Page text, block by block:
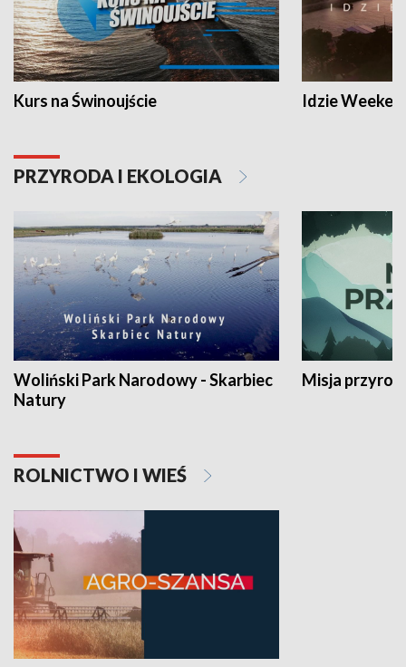
Kurs na Świnoujście Idzie
PRZYRODA I EKOLOGIA
Woliński Park Narodowy - Skarbiec
Natury
Misja
ROLNICTWO I WIEŚ